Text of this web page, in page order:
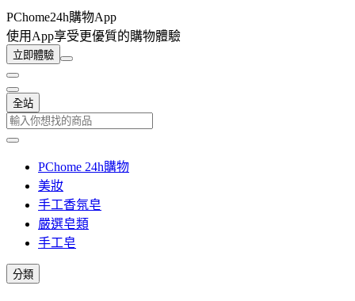
PChome24h購物App
使用App享受更優質的購物體驗
立即體驗
全站
PChome 24h購物
美妝
手工香氛皂
嚴選皂類
手工皂
分類